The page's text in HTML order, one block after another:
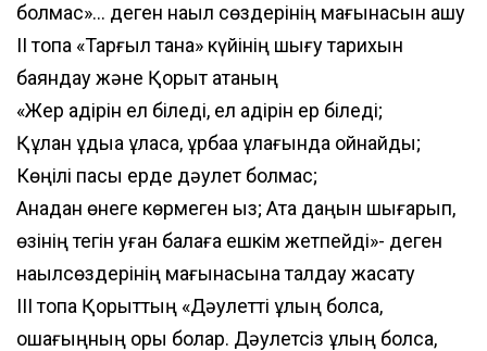
болмас»... деген нақыл сөздерінің мағынасын ашу
ІІ топқа «Тарғыл тана» күйінің шығу тарихын
баяндау және Қорқыт атаның
«Жер қадірін ел біледі, ел қадірін ер біледі;
Құлан құдыққа құласа, құрбақа құлағында ойнайды;
Көңілі пасық ерде дәулет болмас;
Анадан өнеге көрмеген қыз; Ата даңқын шығарып,
өзінің тегін қуған балаға ешкім жетпейді»- деген
нақылсөздерінің мағынасына талдау жасату
ІІІ топқа Қорқыттың «Дәулетті ұлың болса,
ошағыңның қоры болар. Дәулетсіз ұлың болса,